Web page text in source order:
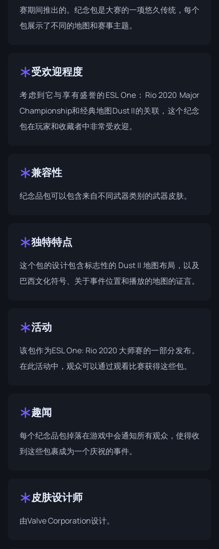
赛期间推出的。纪念包是大赛的一项悠久传统，每个
包展示了不同的地图和赛事主题。
受欢迎程度
考虑到它与享有盛誉的ESL One：Rio 2020 Major
Championship和经典地图Dust II的关联，这个纪念
包在玩家和收藏者中非常受欢迎。
兼容性
纪念品包可以包含来自不同武器类别的武器皮肤。
独特特点
这个包的设计包含标志性的 Dust II 地图布局，以及
巴西文化符号、关于事件位置和播放的地图的证言。
活动
该包作为ESL One: Rio 2020 大师赛的一部分发布。
在此活动中，观众可以通过观看比赛获得这些包。
趣闻
每个纪念品包掉落在游戏中会通知所有观众，使得收
到这些包裹成为一个庆祝的事件。
皮肤设计师
由Valve Corporation设计。